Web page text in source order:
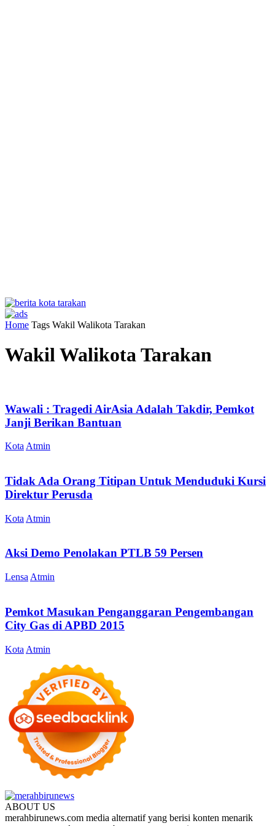
Home Tags Wakil Walikota Tarakan
Wakil Walikota Tarakan
Wawali : Tragedi AirAsia Adalah Takdir, Pemkot
Janji Berikan Bantuan
Kota Atmin
Tidak Ada Orang Titipan Untuk Menduduki Kursi
Direktur Perusda
Kota Atmin
Aksi Demo Penolakan PTLB 59 Persen
Lensa Atmin
Pemkot Masukan Penganggaran Pengembangan
City Gas di APBD 2015
Kota Atmin
ABOUT US
merahbirunews.com media alternatif yang berisi konten menarik